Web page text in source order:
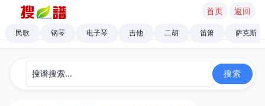
首页 返回
民歌 钢琴 电子琴 吉他 二胡 笛箫 萨克斯